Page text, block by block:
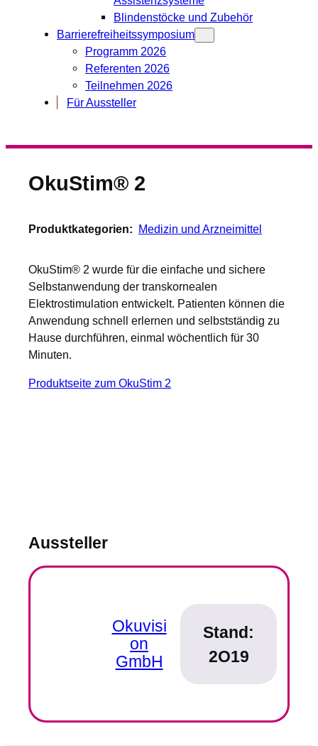
Blindenstöcke und Zubehör
Barrierefreiheitssymposium
Programm 2026
Referenten 2026
Teilnehmen 2026
Für Aussteller
OkuStim® 2
Produktkategorien: Medizin und Arzneimittel
OkuStim® 2 wurde für die einfache und sichere
Selbstanwendung der transkornealen
Elektrostimulation entwickelt. Patienten können die
Anwendung schnell erlernen und selbstständig zu
Hause durchführen, einmal wöchentlich für 30
Minuten.
Produktseite zum OkuStim 2
Aussteller
Okuvisi
on
GmbH
Stand:
2O19